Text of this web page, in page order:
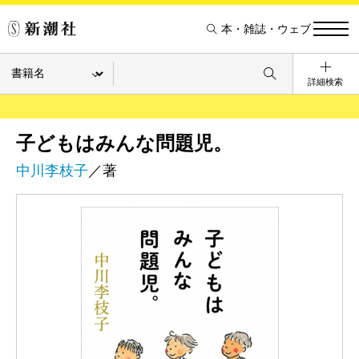
本・雑誌・ウェブ
詳細検索
子どもはみんな問題児。
中川李枝子 ／著